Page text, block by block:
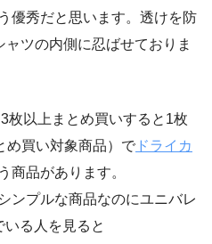
優秀だと思います。透けを防
ツの内側に忍ばせておりま
枚以上まとめ買いすると1枚
め買い対象商品）で ドライカ
商品があります。
ンプルな商品なのにユニバレ
る人を見ると